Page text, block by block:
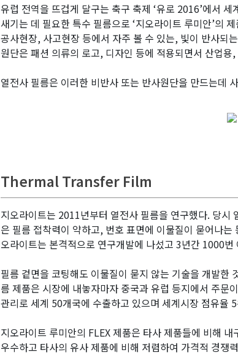
유럽 전역을 뜨겁게 달구는 축구 축제 ‘유로 2016’에서
새기는 데 필요한 특수 필름으로 ‘지오라이트 루미안’의
공사현장, 사고현장 등에서 자주 볼 수 있는, 빛이 반사되
원단은 패션 의류의 로고, 디자인 등에 적용되면서 산업
열전사 필름은 이러한 비반사 또는 반사원단을 만드는데
Thermal Transfer Film
지오라이트는 2011년부터 열전사 필름을 연구했다. 당시
은 필름 접착력이 약하고, 번호 표면에 이물질이 묻어나
오라이트는 본격적으로 연구개발에 나섰고 3년간 1000
필름 겉면을 코팅해도 이물질이 묻지 않는 기술을 개발한
름 제품은 시장에 내놓자마자 중국과 유럽 등지에서 주문
관리로 세계 50개국에 수출하고 있으며 세계시장 점유율
지오라이트 루미안의 FLEX 제품은 타사 제품들에 비해
우수하고 타사의 유사 제품에 비해 저렴하여 가격적 경쟁